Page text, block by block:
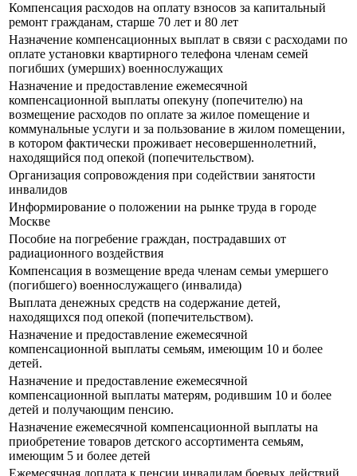
Компенсация расходов на оплату взносов за капитальный
ремонт гражданам, старше 70 лет и 80 лет
Назначение компенсационных выплат в связи с расходами по
оплате установки квартирного телефона членам семей
погибших (умерших) военнослужащих
Назначение и предоставление ежемесячной
компенсационной выплаты опекуну (попечителю) на
возмещение расходов по оплате за жилое помещение и
коммунальные услуги и за пользование в жилом помещении,
в котором фактически проживает несовершеннолетний,
находящийся под опекой (попечительством).
Организация сопровождения при содействии занятости
инвалидов
Информирование о положении на рынке труда в городе
Москве
Пособие на погребение граждан, пострадавших от
радиационного воздействия
Компенсация в возмещение вреда членам семьи умершего
(погибшего) военнослужащего (инвалида)
Выплата денежных средств на содержание детей,
находящихся под опекой (попечительством).
Назначение и предоставление ежемесячной
компенсационной выплаты семьям, имеющим 10 и более
детей.
Назначение и предоставление ежемесячной
компенсационной выплаты матерям, родившим 10 и более
детей и получающим пенсию.
Назначение ежемесячной компенсационной выплаты на
приобретение товаров детского ассортимента семьям,
имеющим 5 и более детей